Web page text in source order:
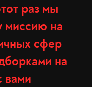
раз мы
миссию на
сфер
на
вами